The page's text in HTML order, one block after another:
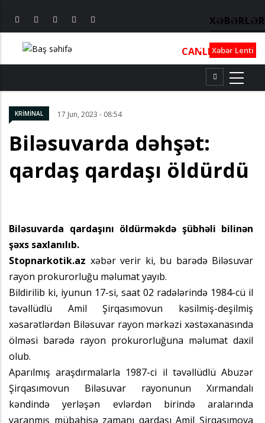
XƏBƏRLƏR
Xəbər Lenti
CANLI┃TV┃FM
KRİMİNAL 17 Jun, 2023 - 08:54
Biləsuvarda dəhşət:
qardaş qardaşı öldürdü
Biləsuvarda qardaşını öldürməkdə şübhəli bilinən
şəxs saxlanılıb.
Stopnarkotik.az xəbər verir ki, bu barədə Biləsuvar
rayon prokurorluğu məlumat yayıb.
Bildirilib ki, iyunun 17-si, saat 02 radələrində 1984-cü il
təvəllüdlü Amil Şirqasımovun kəsilmiş-deşilmiş
xəsarətlərdən Biləsuvar rayon mərkəzi xəstəxanasında
ölməsi barədə rayon prokurorluğuna məlumat daxil
olub.
Aparılmış araşdırmalarla 1987-ci il təvəllüdlü Abuzər
Şirqasımovun Biləsuvar rayonunun Xırmandalı
kəndində yerləşən evlərdən birində aralarında
yaranmış mübahisə zamanı qardaşı Amil Şirqasımova